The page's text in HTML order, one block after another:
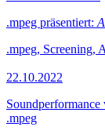
.mpeg präsentiert:
.mpeg, Screening,
22.10.2022
.mpeg